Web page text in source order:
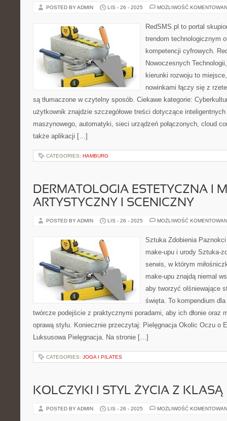
POSTED BY ADMIN LIS - 26 - 2025 MOŻLIWOŚĆ
RedSMS.pl to portal
trendom technologicznym
kompetencji cyfrowych.
Nowoczesnych
kierunki rozwoju to
nowinkami łączy się z
są tłumaczone w czytelny sposób. Ciekawe kategorie:
użytkownik znajdzie szczegółowe treści dotyczące
maszynowego, automatyki, sieci urządzeń połączonych, cloud
także aplikacji […]
CATEGORIES: HAMBURG
DERMATOLOGIA ESTETYCZNA I
ARTYSTYCZNY I SCENICZNY
POSTED BY ADMIN LIS - 26 - 2025 MOŻLIWOŚĆ
Sztuka Zdobienia
make-upu i urody Sztuka-
serwis, w którym
make-upu znajdą niemal
aby tworzyć olśniewające
święta. To kompendium
twórcze podejście z praktycznymi poradami, aby ich dłonie oraz
oprawą stylu. Koniecznie przeczytaj: Pielęgnacja Okolic Oczu o
Luksusowa Pielęgnacja. Na stronie […]
CATEGORIES: JOGA I PILATES
KOLCZYKI I STYL ŻYCIA Z KLASĄ
POSTED BY ADMIN LIS - 26 - 2025 MOŻLIWOŚĆ